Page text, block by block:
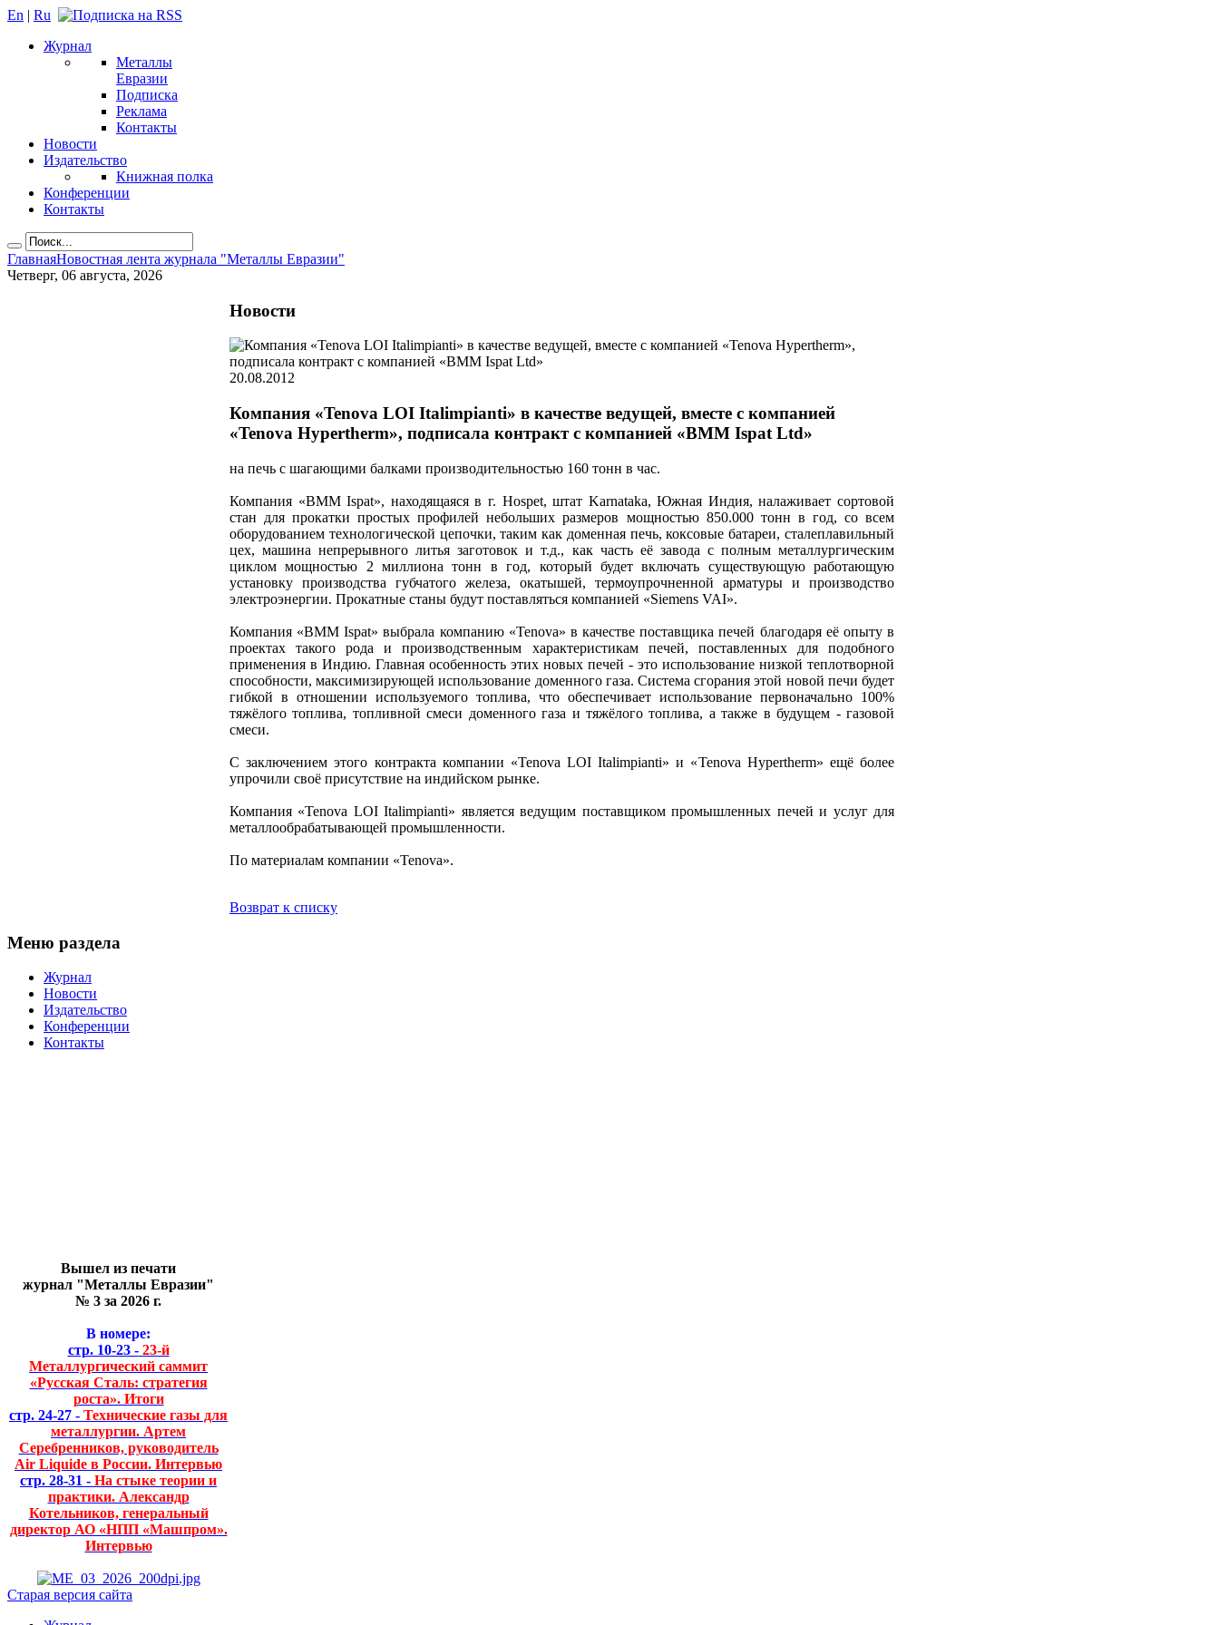
En | Ru
Журнал
Металлы
Евразии
Подписка
Реклама
Контакты
Новости
Издательство
Книжная полка
Конференции
Контакты
ГлавнаяНовостная лента журнала "Металлы Евразии"
Четверг, 06 августа, 2026
Новости
20.08.2012
Компания «Tenova LOI Italimpianti» в качестве ведущей, вместе с компанией
«Tenova Hypertherm», подписала контракт с компанией «BMM Ispat Ltd»
на печь с шагающими балками производительностью 160 тонн в час.
Компания «BMM Ispat», находящаяся в г. Hospet, штат Karnataka, Южная Индия, налаживает сортовой
стан для прокатки простых профилей небольших размеров мощностью 850.000 тонн в год, со всем
оборудованием технологической цепочки, таким как доменная печь, коксовые батареи, сталеплавильный
цех, машина непрерывного литья заготовок и т.д., как часть её завода с полным металлургическим
циклом мощностью 2 миллиона тонн в год, который будет включать существующую работающую
установку производства губчатого железа, окатышей, термоупрочненной арматуры и производство
электроэнергии. Прокатные станы будут поставляться компанией «Siemens VAI».
Компания «BMM Ispat» выбрала компанию «Tenova» в качестве поставщика печей благодаря её опыту в
проектах такого рода и производственным характеристикам печей, поставленных для подобного
применения в Индию. Главная особенность этих новых печей - это использование низкой теплотворной
способности, максимизирующей использование доменного газа. Система сгорания этой новой печи будет
гибкой в отношении используемого топлива, что обеспечивает использование первоначально 100%
тяжёлого топлива, топливной смеси доменного газа и тяжёлого топлива, а также в будущем - газовой
смеси.
С заключением этого контракта компании «Tenova LOI Italimpianti» и «Tenova Hypertherm» ещё более
упрочили своё присутствие на индийском рынке.
Компания «Tenova LOI Italimpianti» является ведущим поставщиком промышленных печей и услуг для
металлообрабатывающей промышленности.
По материалам компании «Tenova».
Возврат к списку
Меню раздела
Журнал
Новости
Издательство
Конференции
Контакты
Вышел из печати
журнал "Металлы Евразии"
№ 3 за 2026 г.
В номере:
стр. 10-23 -23-й
Металлургический саммит
«Русская Сталь: стратегия
роста». Итоги
стр. 24-27 - Технические газы для
металлургии. Артем
Серебренников, руководитель
Air Liquide в России. Интервью
стр. 28-31 - На стыке теории и
практики. Александр
Котельников, генеральный
директор АО «НПП «Машпром».
Интервью
Старая версия сайта